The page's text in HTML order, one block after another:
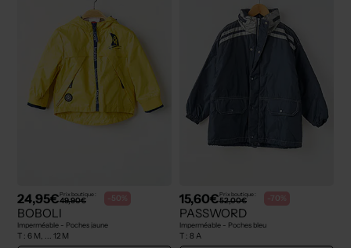
24,95€Prix boutique :
49,90€ -50%
BOBOLI
Imperméable - Poches jaune
T : 6 M, ... 12 M
15,60€Prix boutique :
52,00€ -70%
PASSWORD
Imperméable - Poches bleu
T : 8 A